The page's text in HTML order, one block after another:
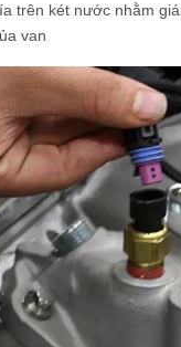
trên két nước nhằm
van